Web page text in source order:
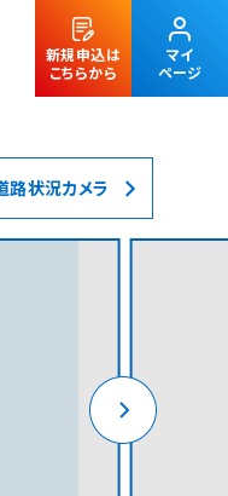
新規申込は
こちらから
マイ
ページ
路状況カメラ